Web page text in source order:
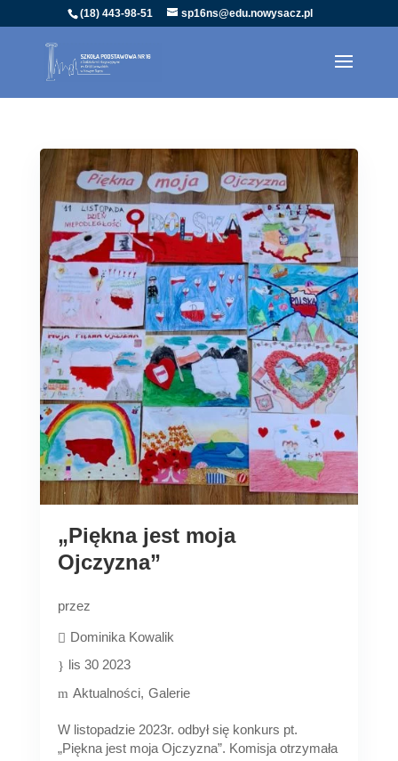
(18) 443-98-51 sp16ns@edu.nowysacz.pl
„Piękna jest moja
Ojczyzna”
przez
Dominika Kowalik
lis 30 2023
Aktualności Galerie
W listopadzie 2023r. odbył się konkurs pt.
„Piękna jest moja Ojczyzna”. Komisja otrzymała